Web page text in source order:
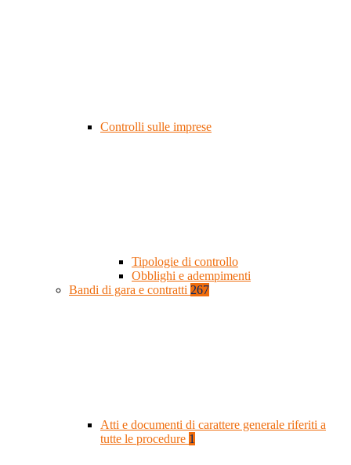
Controlli sulle imprese
Tipologie di controllo
Obblighi e adempimenti
Bandi di gara e contratti 267
Atti e documenti di carattere generale riferiti a
tutte le procedure 1